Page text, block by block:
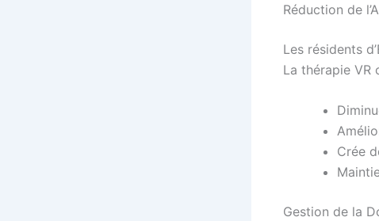
Réduction de
Les résidents
La thérapie
Crée
Gestion de la